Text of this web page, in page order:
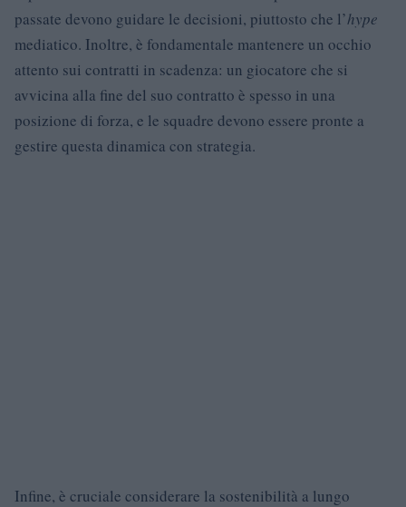
passate devono guidare le decisioni, piuttosto che l’hype
mediatico. Inoltre, è fondamentale mantenere un occhio
attento sui contratti in scadenza: un giocatore che si
avvicina alla fine del suo contratto è spesso in una
posizione di forza, e le squadre devono essere pronte a
gestire questa dinamica con strategia.
Infine, è cruciale considerare la sostenibilità a lungo